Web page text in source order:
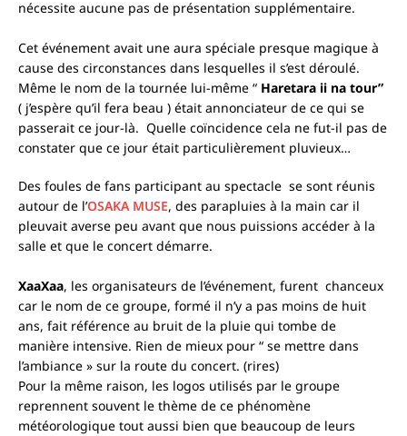
nécessite aucune pas de présentation supplémentaire.
Cet événement avait une aura spéciale presque magique à
cause des circonstances dans lesquelles il s’est déroulé.
Même le nom de la tournée lui-même “ Haretara ii na tour”
( j’espère qu’il fera beau ) était annonciateur de ce qui se
passerait ce jour-là. Quelle coïncidence cela ne fut-il pas de
constater que ce jour était particulièrement pluvieux…
Des foules de fans participant au spectacle se sont réunis
autour de l’OSAKA MUSE, des parapluies à la main car il
pleuvait averse peu avant que nous puissions accéder à la
salle et que le concert démarre.
XaaXaa, les organisateurs de l’événement, furent chanceux
car le nom de ce groupe, formé il n’y a pas moins de huit
ans, fait référence au bruit de la pluie qui tombe de
manière intensive. Rien de mieux pour “ se mettre dans
l’ambiance » sur la route du concert. (rires)
Pour la même raison, les logos utilisés par le groupe
reprennent souvent le thème de ce phénomène
météorologique tout aussi bien que beaucoup de leurs